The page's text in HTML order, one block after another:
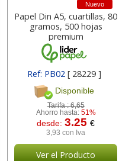
Nuevo
Papel Din A5, cuartillas, 80
gramos, 500 hojas
premium
Ref: PB02 [ 28229 ]
Disponible
Tarifa :6,65
Ahorro hasta: 51%
desde:3.25€
3,93 con Iva
Ver el Producto